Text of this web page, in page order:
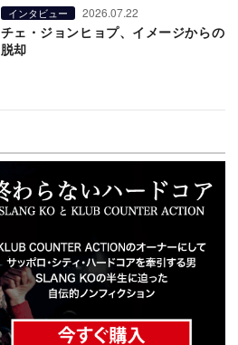
インタビュー 2026.07.22
チェ・ジョンヒョプ、イメージからの
脱却